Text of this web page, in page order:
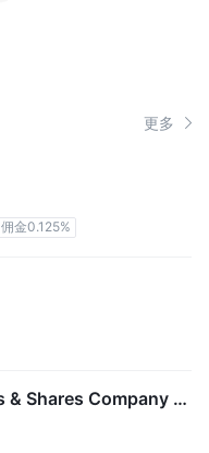
更多
佣金0.125%
Po Kay Securities & Shares Company Limited